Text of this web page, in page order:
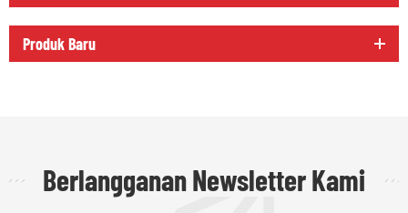
Produk Baru
Berlangganan Newsletter Kami